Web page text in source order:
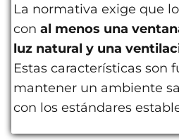
La normativa exige que
con al menos una
luz natural y una
Estas características son
mantener un ambiente
con los estándares